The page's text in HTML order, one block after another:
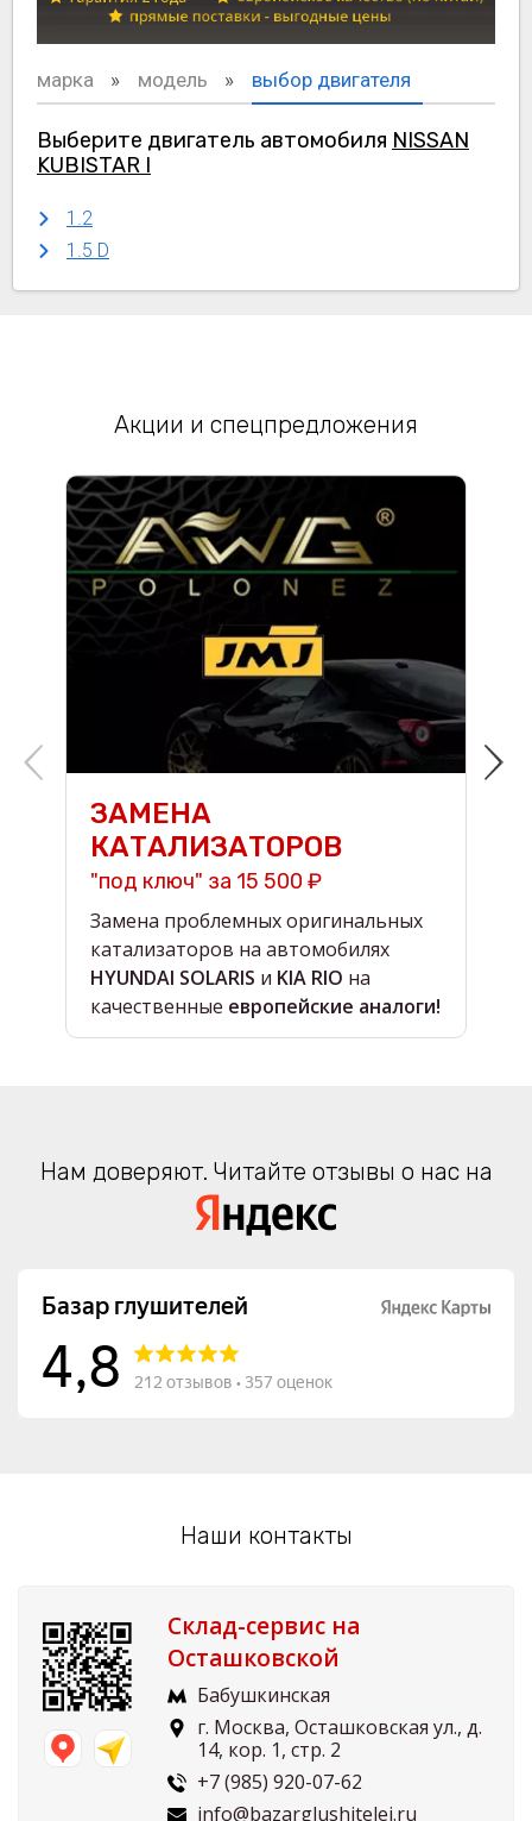
марка модель выбор двигателя
Выберите двигатель автомобиля NISSAN
KUBISTAR I
1.2
1.5 D
Акции и спецпредложения
ЗАМЕНА
КАТАЛИЗАТОРОВ
"под ключ" за 15 500 ₽
Замена проблемных оригинальных
катализаторов на автомобилях
HYUNDAI SOLARIS и KIA RIO на
качественные европейские аналоги!
Нам доверяют. Читайте отзывы о нас на
Наши контакты
Склад-сервис на
Осташковской
Бабушкинская
г. Москва, Осташковская ул., д.
14, кор. 1, стр. 2
+7 (985) 920-07-62
info@bazarglushitelei.ru